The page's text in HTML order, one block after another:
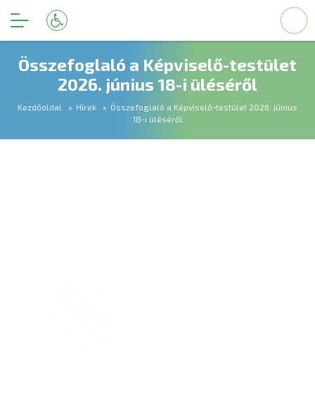
Összefoglaló a Képviselő-testület
2026. június 18-i üléséről
Kezdőoldal Hírek
Összefoglaló a Képviselő-testület 2026. június
18-i üléséről